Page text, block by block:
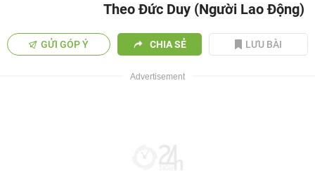
Theo Đức Duy (Người Lao Động)
GỬI GÓP Ý CHIA SẺ LƯU BÀI